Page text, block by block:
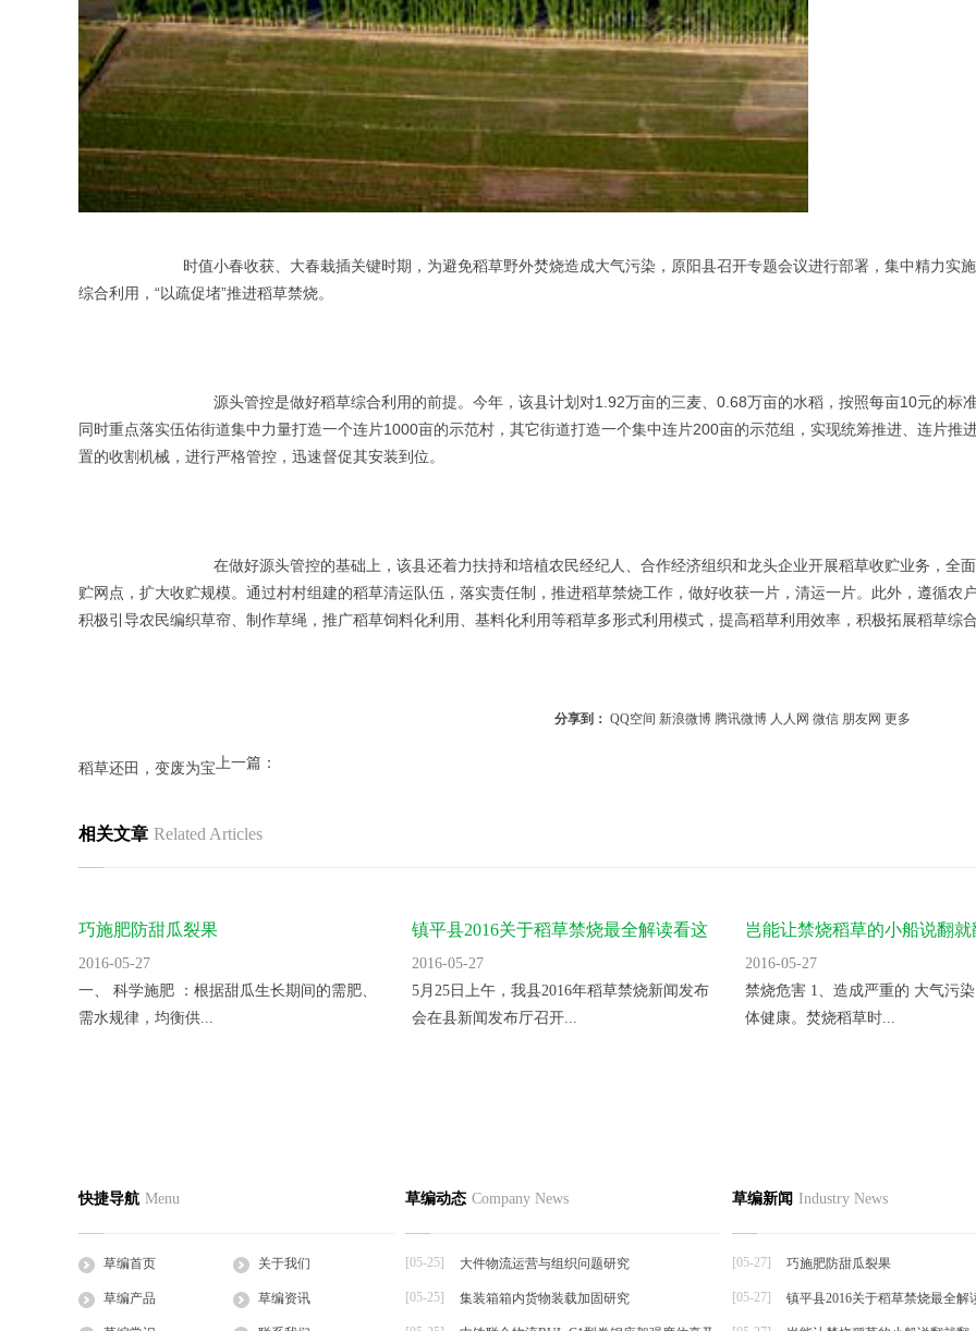
综合利用，“以疏促堵”推进稻草禁烧。
同时重点落实伍佑街道集中力量打造一个连片1000亩的示范村，其它街道打造一个集中连片200亩的示范组，实现统筹推进、连片推
置的收割机械，进行严格管控，迅速督促其安装到位。
贮网点，扩大收贮规模。通过村村组建的稻草清运队伍，落实责任制，推进稻草禁烧工作，做好收获一片，清运一片。此外，遵循农
积极引导农民编织草帘、制作草绳，推广稻草饲料化利用、基料化利用等稻草多形式利用模式，提高稻草利用效率，积极拓展稻草综合
分享到： QQ空间 新浪微博 腾讯微博 人人网 微信 朋友网 更多
上一篇：
稻草还田，变废为宝
相关文章 Related Articles
巧施肥防甜瓜裂果
2016-05-27
一、 科学施肥 ：根据甜瓜生长期间的需肥、
需水规律，均衡供...
镇平县2016关于稻草禁烧最全解读看这
里。
2016-05-27
5月25日上午，我县2016年稻草禁烧新闻发布
会在县新闻发布厅召开...
岂能让禁烧稻草的小船说翻就
2016-05-27
禁烧危害 1、造成严重的 大气污
体健康。焚烧稻草时...
2016-05-27
间的热量也主要依...
2016-05-27
湿热、耐病、抗逆...
草支垫
草棒
大棚草帘
快捷导航 Menu
草编首页 关于我们
草编产品 草编资讯
草编动态 Company News
[05-25] 大件物流运营与组织问题研究
[05-25] 集装箱箱内货物装载加固研究
草编新闻 Industry News
[05-27] 巧施肥防甜瓜裂果
[05-27] 镇平县2016关于稻草禁烧最全解